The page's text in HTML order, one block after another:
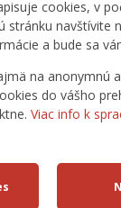
cookies, v
stránku
a bude sa
na anonymnú
do vášho
Viac info k